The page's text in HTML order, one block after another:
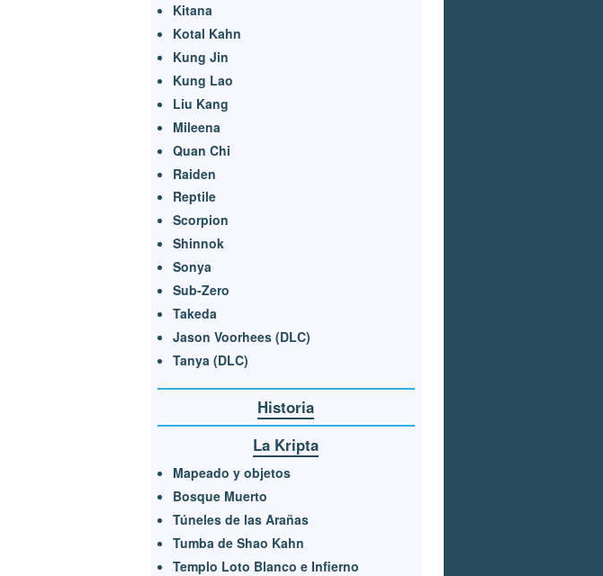
Kitana
Kotal Kahn
Kung Jin
Kung Lao
Liu Kang
Mileena
Quan Chi
Raiden
Reptile
Scorpion
Shinnok
Sonya
Sub-Zero
Takeda
Jason Voorhees (DLC)
Tanya (DLC)
Historia
La Kripta
Mapeado y objetos
Bosque Muerto
Túneles de las Arañas
Tumba de Shao Kahn
Templo Loto Blanco e Infierno